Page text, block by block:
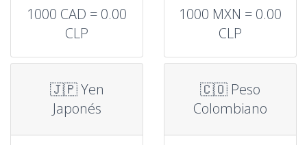
1000 CAD = 0.00
CLP
1000 MXN = 0.00
CLP
🇯🇵 Yen
Japonés
🇨🇴 Peso
Colombiano